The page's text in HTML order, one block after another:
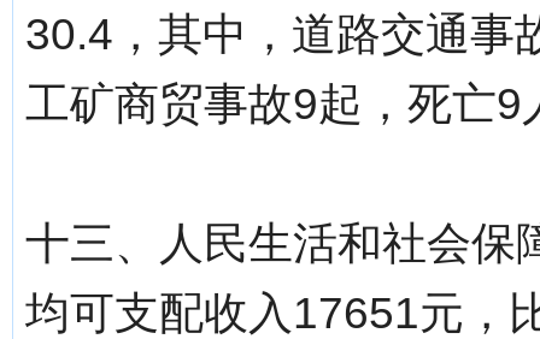
30.4，其中，道路交通事
工矿商贸事故9起，死亡9
十三、人民生活和社会保
均可支配收入17651元，